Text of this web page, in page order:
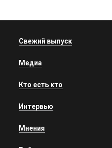
Свежий выпуск
Медиа
Кто есть кто
Интервью
Мнения